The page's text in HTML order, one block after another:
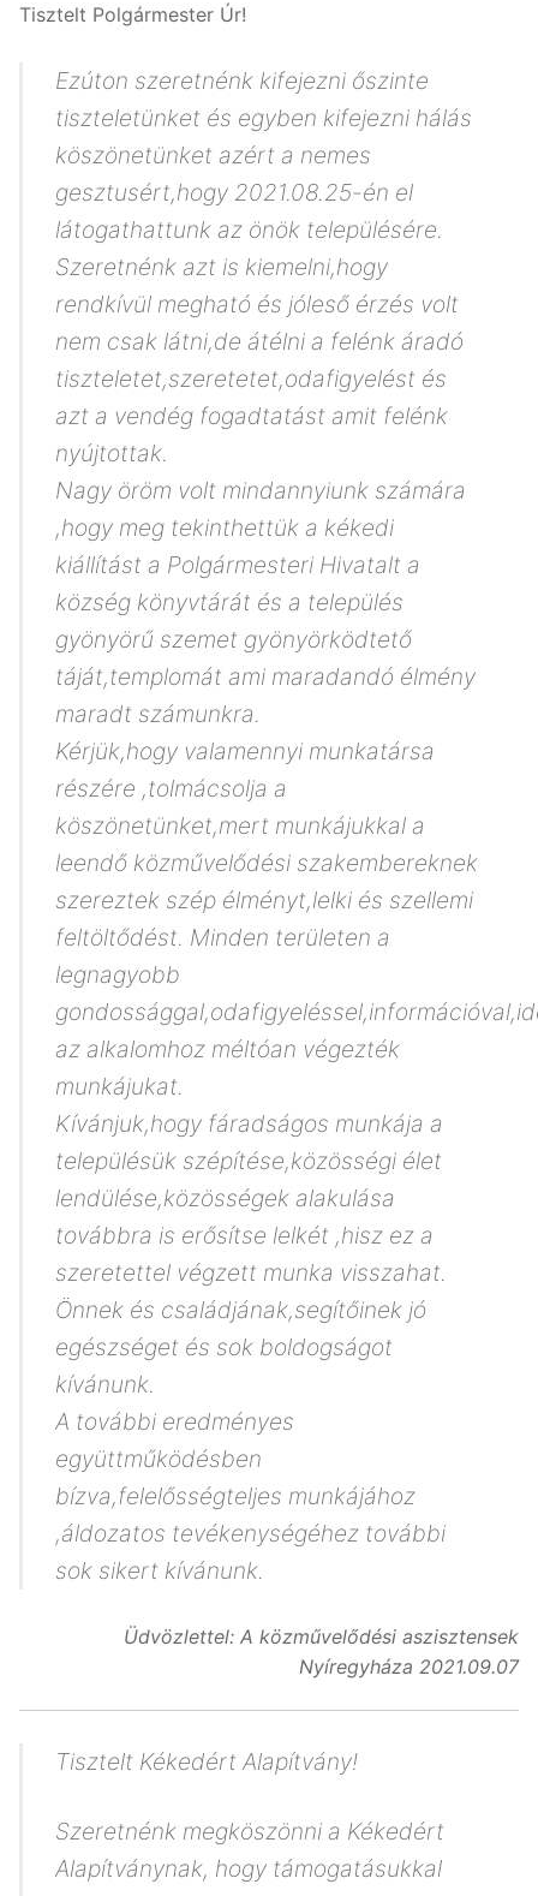
Tisztelt Polgármester Úr!
Ezúton szeretnénk kifejezni őszinte
tiszteletünket és egyben kifejezni hálás
köszönetünket azért a nemes
gesztusért,hogy 2021.08.25-én el
látogathattunk az önök településére.
Szeretnénk azt is kiemelni,hogy
rendkívül megható és jóleső érzés volt
nem csak látni,de átélni a felénk áradó
tiszteletet,szeretetet,odafigyelést és
azt a vendég fogadtatást amit felénk
nyújtottak.
Nagy öröm volt mindannyiunk számára
,hogy meg tekinthettük a kékedi
kiállítást a Polgármesteri Hivatalt a
község könyvtárát és a település
gyönyörű szemet gyönyörködtető
táját,templomát ami maradandó élmény
maradt számunkra.
Kérjük,hogy valamennyi munkatársa
részére ,tolmácsolja a
köszönetünket,mert munkájukkal a
leendő közművelődési szakembereknek
szereztek szép élményt,lelki és szellemi
feltöltődést. Minden területen a
legnagyobb
az alkalomhoz méltóan végezték
munkájukat.
Kívánjuk,hogy fáradságos munkája a
településük szépítése,közösségi élet
lendülése,közösségek alakulása
továbbra is erősítse lelkét ,hisz ez a
szeretettel végzett munka visszahat.
Önnek és családjának,segítőinek jó
egészséget és sok boldogságot
kívánunk.
A további eredményes
együttműködésben
bízva,felelősségteljes munkájához
,áldozatos tevékenységéhez további
sok sikert kívánunk.
Üdvözlettel: A közművelődési aszisztensek
Nyíregyháza 2021.09.07
Tisztelt Kékedért Alapítvány!
Szeretnénk megköszönni a Kékedért
Alapítványnak, hogy támogatásukkal